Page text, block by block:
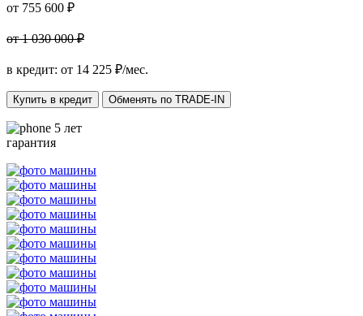
от 755 600 ₽
от 1 030 000 ₽
в кредит: от 14 225 ₽/мес.
Купить в кредит Обменять по TRADE-IN
5 лет
гарантия